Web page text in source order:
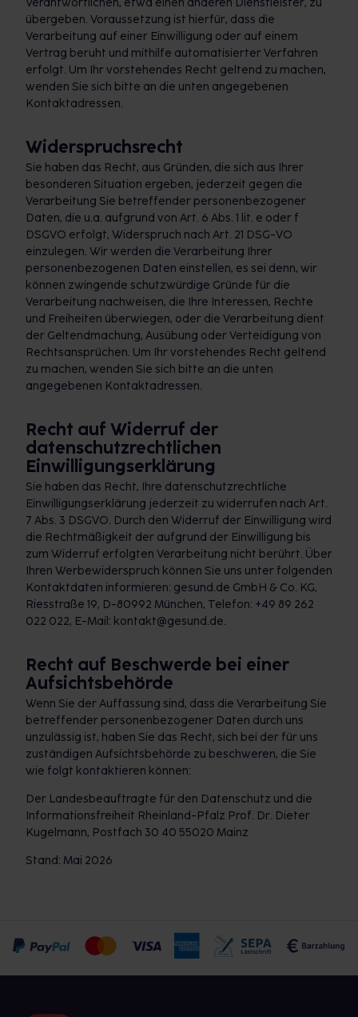
übergeben. Voraussetzung ist hierfür, dass die
Verarbeitung auf einer Einwilligung oder auf einem
Vertrag beruht und mithilfe automatisierter Verfahren
erfolgt. Um Ihr vorstehendes Recht geltend zu machen,
wenden Sie sich bitte an die unten angegebenen
Kontaktadressen.
Widerspruchsrecht
Sie haben das Recht, aus Gründen, die sich aus Ihrer
besonderen Situation ergeben, jederzeit gegen die
Verarbeitung Sie betreffender personenbezogener
Daten, die u.a. aufgrund von Art. 6 Abs. 1 lit. e oder f
DSGVO erfolgt, Widerspruch nach Art. 21 DSG-VO
einzulegen. Wir werden die Verarbeitung Ihrer
personenbezogenen Daten einstellen, es sei denn, wir
können zwingende schutzwürdige Gründe für die
Verarbeitung nachweisen, die Ihre Interessen, Rechte
und Freiheiten überwiegen, oder die Verarbeitung dient
der Geltendmachung, Ausübung oder Verteidigung von
Rechtsansprüchen. Um Ihr vorstehendes Recht geltend
zu machen, wenden Sie sich bitte an die unten
angegebenen Kontaktadressen.
Recht auf Widerruf der
datenschutzrechtlichen
Einwilligungserklärung
Sie haben das Recht, Ihre datenschutzrechtliche
Einwilligungserklärung jederzeit zu widerrufen nach Art.
7 Abs. 3 DSGVO. Durch den Widerruf der Einwilligung wird
die Rechtmäßigkeit der aufgrund der Einwilligung bis
zum Widerruf erfolgten Verarbeitung nicht berührt. Über
Ihren Werbewiderspruch können Sie uns unter folgenden
Kontaktdaten informieren: gesund.de GmbH & Co. KG,
Riesstraße 19, D-80992 München, Telefon: +49 89 262
022 022, E-Mail: kontakt@gesund.de.
Recht auf Beschwerde bei einer
Aufsichtsbehörde
Wenn Sie der Auffassung sind, dass die Verarbeitung Sie
betreffender personenbezogener Daten durch uns
unzulässig ist, haben Sie das Recht, sich bei der für uns
zuständigen Aufsichtsbehörde zu beschweren, die Sie
wie folgt kontaktieren können:
Der Landesbeauftragte für den Datenschutz und die
Informationsfreiheit Rheinland-Pfalz Prof. Dr. Dieter
Kugelmann, Postfach 30 40 55020 Mainz
Stand: Mai 2026